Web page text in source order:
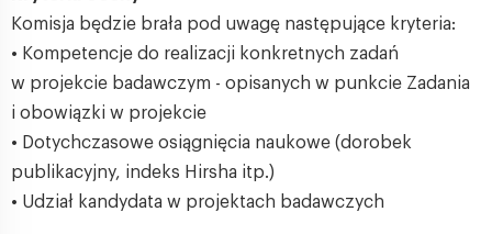
Komisja będzie brała pod uwagę następujące kryteria:
• Kompetencje do realizacji konkretnych zadań
w projekcie badawczym - opisanych w punkcie Zadania
i obowiązki w projekcie
• Dotychczasowe osiągnięcia naukowe (dorobek
publikacyjny, indeks Hirsha itp.)
• Udział kandydata w projektach badawczych